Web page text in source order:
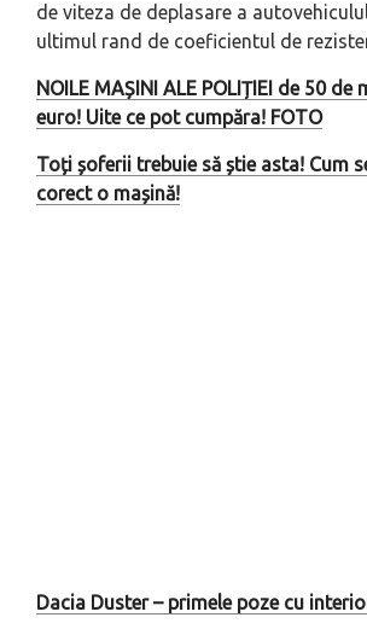
de viteza de deplasare a
ultimul rand de coeficientul de
NOILE MAȘINI ALE POLIȚIEI de 50 de
euro! Uite ce pot cumpăra! FOTO
Toți șoferii trebuie să știe asta! Cum
corect o mașină!
Dacia Duster – primele poze cu